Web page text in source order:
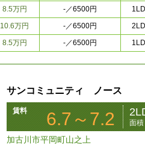
8.5万円 -／6500円
10.6万円 -／6500円
8.5万円 -／6500円
サンコミュニティ ノース
賃料 6.7～7.2 面
加古川市平岡町山之上